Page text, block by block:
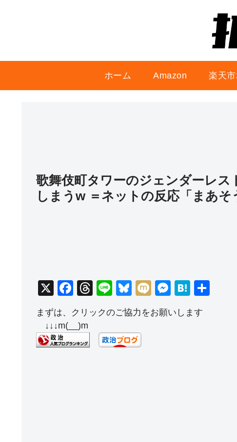
ホーム Amazon 楽天
歌舞伎町タワーのジェンダーレ
しまうw ＝ネットの反応「まあそ
X
F
c
e
b
T
e
a
d
Li
e
Bl
u
e
sk
y
M
M
ss
H
e
まずは、クリックのご協力をお願いします
↓↓↓m(__)m